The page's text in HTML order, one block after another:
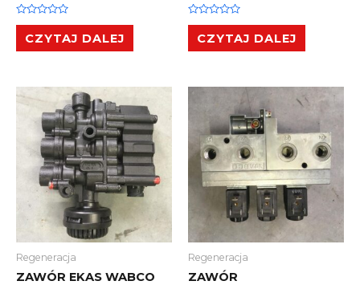
Oceniono
na
5
CZYTAJ DALEJ
Oceniono
na
5
CZYTAJ DALEJ
Regeneracja
ZAWÓR EKAS WABCO
Regeneracja
ZAWÓR